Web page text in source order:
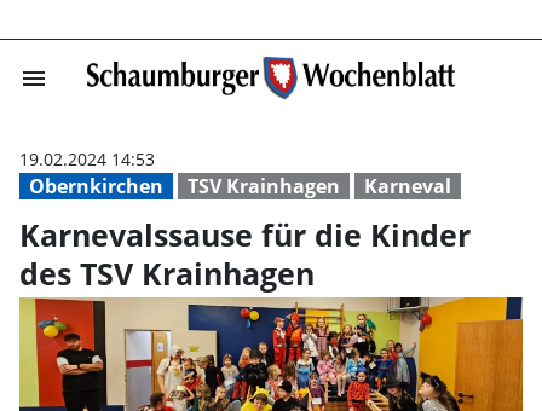
menu
Obernkirchen TSV Krainhagen Karneval
19.02.2024 14:53
Karnevalssause für die Kinder
des TSV Krainhagen